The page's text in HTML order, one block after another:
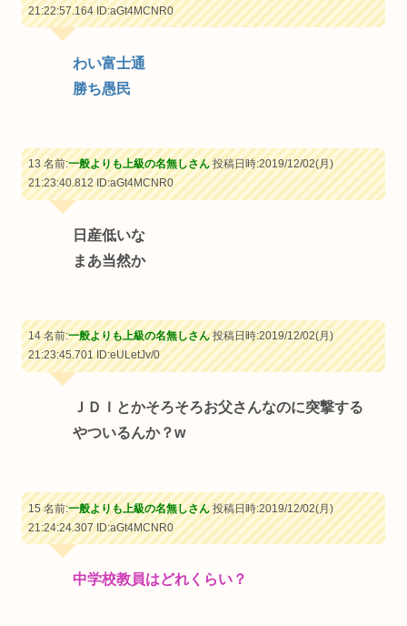
21:22:57.164ID:aGt4MCNR0
わい富士通
勝ち愚民
13 名前:一般よりも上級の名無しさん投稿日時:2019/12/02(月)
21:23:40.812ID:aGt4MCNR0
日産低いな
まあ当然か
14 名前:一般よりも上級の名無しさん投稿日時:2019/12/02(月)
21:23:45.701ID:eULetJv/0
ＪＤＩとかそろそろお父さんなのに突撃する
やついるんか？w
15 名前:一般よりも上級の名無しさん投稿日時:2019/12/02(月)
21:24:24.307ID:aGt4MCNR0
中学校教員はどれくらい？